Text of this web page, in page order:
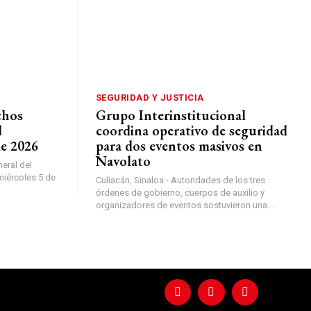
2026
del
5 de
SEGURIDAD Y JUSTICIA
Grupo Interinstitucional
coordina operativo de seguridad
para dos eventos masivos en
Navolato
Culiacán, Sinaloa.- Autoridades de los tres
órdenes de gobierno, cuerpos de auxilio y
organizadores de eventos sostuvieron una...